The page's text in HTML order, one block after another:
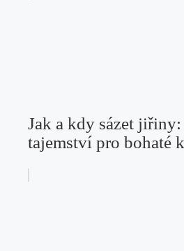
Jak a kdy sázet
tajemství pro bohaté